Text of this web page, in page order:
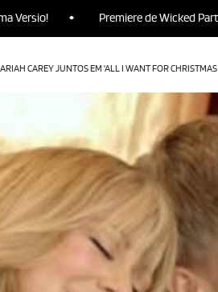
• Premiere de Wicked Parte 2 terá
CAREY JUNTOS EM 'ALL I WANT FOR